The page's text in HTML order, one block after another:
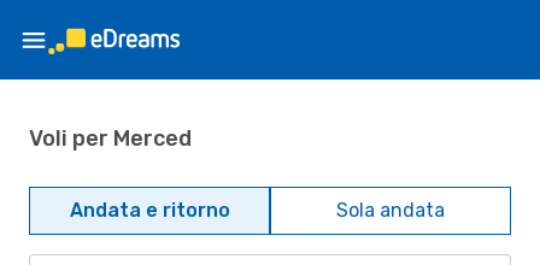
Voli per Merced
Andata e ritorno Sola andata